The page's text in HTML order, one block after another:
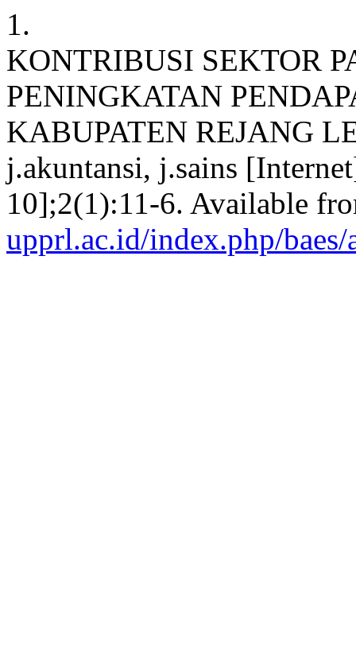
1.
KONTRIBUSI SEKTOR
PENINGKATAN
KABUPATEN REJANG
j.akuntansi, j.sains
10];2(1):11-6. Available
upprl.ac.id/index.php/